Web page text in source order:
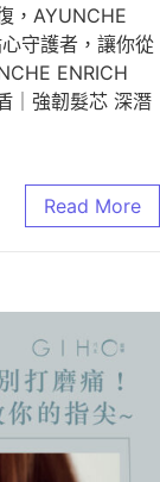
，AYUNCHE
守護者，讓你從
ENRICH
｜強韌髮芯 深潛
Read More